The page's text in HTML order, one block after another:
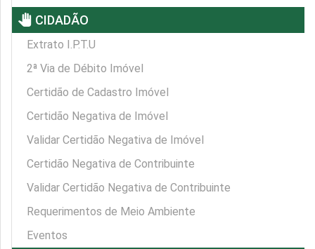
pan_tool CIDADÃO
Extrato I.P.T.U
2ª Via de Débito Imóvel
Certidão de Cadastro Imóvel
Certidão Negativa de Imóvel
Validar Certidão Negativa de Imóvel
Certidão Negativa de Contribuinte
Validar Certidão Negativa de Contribuinte
Requerimentos de Meio Ambiente
Eventos